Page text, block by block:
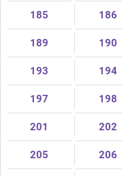
185 186
189 190
193 194
197 198
201 202
205 206